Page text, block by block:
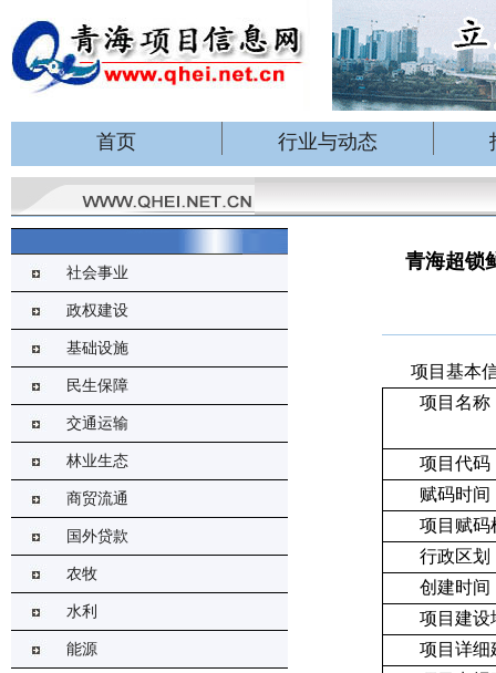
首页 行业与动态
社会事业
政权建设
基础设施
民生保障
交通运输
林业生态
商贸流通
国外贷款
农牧
水利
能源
青海超锁
项目基本
项目名称
项目代码
赋码时间
项目赋码
行政区划
创建时间
项目建设
项目详细